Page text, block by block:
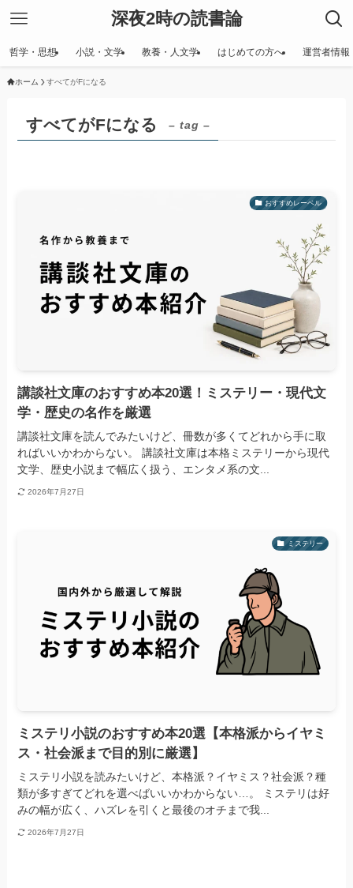
深夜2時の読書論
哲学・思想 小説・文学 教養・人文学 はじめての方へ 運営者情報
ホーム すべてがFになる
すべてがFになる – tag –
おすすめレーベル
講談社文庫のおすすめ本20選！ミステリー・現代文
学・歴史の名作を厳選
講談社文庫を読んでみたいけど、冊数が多くてどれから手に取
ればいいかわからない。 講談社文庫は本格ミステリーから現代
文学、歴史小説まで幅広く扱う、エンタメ系の文...
2026年7月27日
ミステリー
ミステリ小説のおすすめ本20選【本格派からイヤミ
ス・社会派まで目的別に厳選】
ミステリ小説を読みたいけど、本格派？イヤミス？社会派？種
類が多すぎてどれを選べばいいかわからない…。 ミステリは好
みの幅が広く、ハズレを引くと最後のオチまで我...
2026年7月27日